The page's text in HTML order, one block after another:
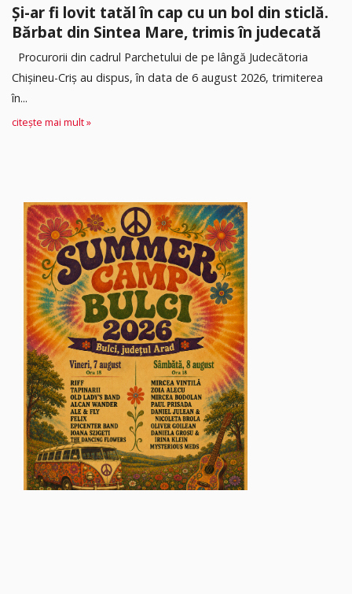
Și-ar fi lovit tatăl în cap cu un bol din sticlă.
Bărbat din Sintea Mare, trimis în judecată
Procurorii din cadrul Parchetului de pe lângă Judecătoria
Chișineu-Criș au dispus, în data de 6 august 2026, trimiterea
în...
citește mai mult »